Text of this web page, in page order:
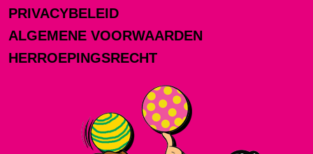
PRIVACYBELEID
ALGEMENE VOORWAARDEN
HERROEPINGSRECHT